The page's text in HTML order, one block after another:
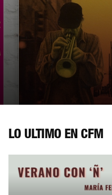
LO ÚLTIMO EN CFM